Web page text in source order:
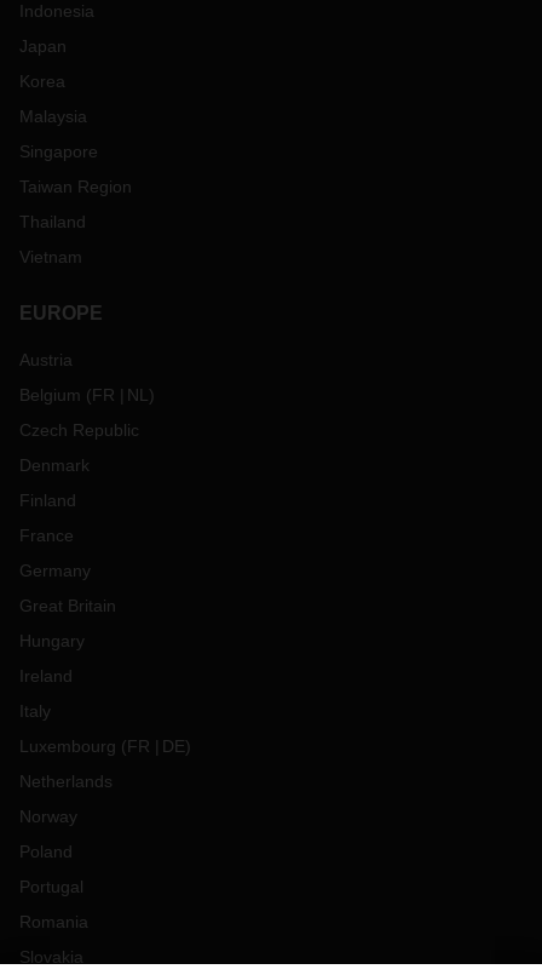
Indonesia
Japan
Korea
Malaysia
Singapore
Taiwan Region
Thailand
Vietnam
EUROPE
Austria
Belgium (FR NL )
Czech Republic
Denmark
Finland
France
Germany
Great Britain
Hungary
Ireland
Italy
Luxembourg (FR DE)
Netherlands
Norway
Poland
Portugal
Romania
Slovakia